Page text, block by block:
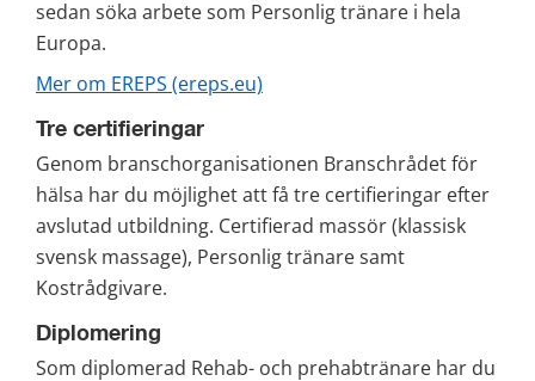
sedan söka arbete som Personlig tränare i hela
Europa.
Mer om EREPS (ereps.eu)
Tre certifieringar
Genom branschorganisationen Branschrådet för
hälsa har du möjlighet att få tre certifieringar efter
avslutad utbildning. Certifierad massör (klassisk
svensk massage), Personlig tränare samt
Kostrådgivare.
Diplomering
Som diplomerad Rehab- och prehabtränare har du